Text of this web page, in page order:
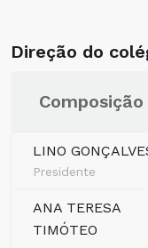
Direção do
Composição
LINO
Presidente
ANA TERESA
TIMÓTEO